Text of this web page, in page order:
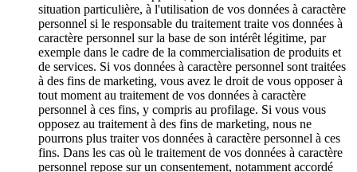
situation particulière, à l'utilisation de vos données à caractère
personnel si le responsable du traitement traite vos données à
caractère personnel sur la base de son intérêt légitime, par
exemple dans le cadre de la commercialisation de produits et
de services. Si vos données à caractère personnel sont traitées
à des fins de marketing, vous avez le droit de vous opposer à
tout moment au traitement de vos données à caractère
personnel à ces fins, y compris au profilage. Si vous vous
opposez au traitement à des fins de marketing, nous ne
pourrons plus traiter vos données à caractère personnel à ces
fins. Dans les cas où le traitement de vos données à caractère
personnel repose sur un consentement, notamment accordé